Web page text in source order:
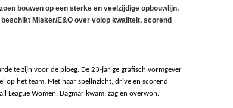
bouwen op een sterke en veelzijdige opbouwlijn.
Misker/E&O over volop kwaliteit, scorend
te zijn voor de ploeg. De 23-jarige grafisch vormgever
op het team. Met haar spelinzicht, drive en scorend
League Women. Dagmar kwam, zag en overwon.